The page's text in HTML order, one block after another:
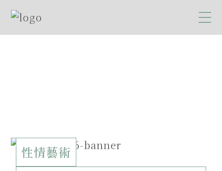
性情藝術